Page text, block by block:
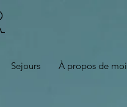
Sejours À propos de moi